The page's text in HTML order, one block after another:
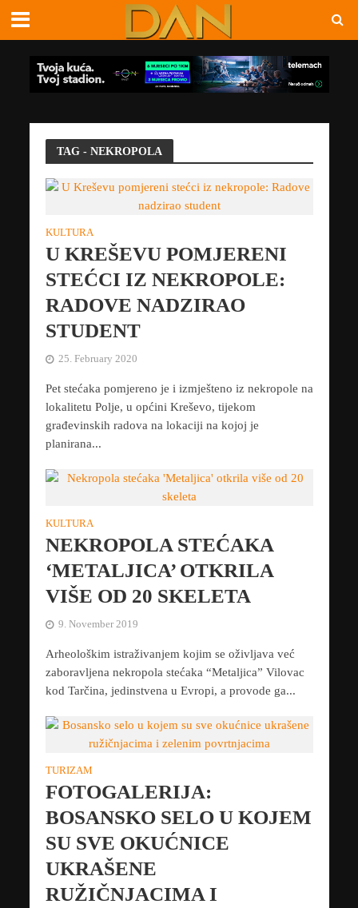
TAG - NEKROPOLA
KULTURA
U KREŠEVU POMJERENI
STEĆCI IZ NEKROPOLE:
RADOVE NADZIRAO
STUDENT
25. February 2020
Pet stećaka pomjereno je i izmješteno iz nekropole na
lokalitetu Polje, u općini Kreševo, tijekom
građevinskih radova na lokaciji na kojoj je
planirana...
KULTURA
NEKROPOLA STEĆAKA
‘METALJICA’ OTKRILA
VIŠE OD 20 SKELETA
9. November 2019
Arheološkim istraživanjem kojim se oživljava već
zaboravljena nekropola stećaka “Metaljica” Vilovac
kod Tarčina, jedinstvena u Evropi, a provode ga...
TURIZAM
FOTOGALERIJA:
BOSANSKO SELO U KOJEM
SU SVE OKUĆNICE
UKRAŠENE
RUŽIČNJACIMA I